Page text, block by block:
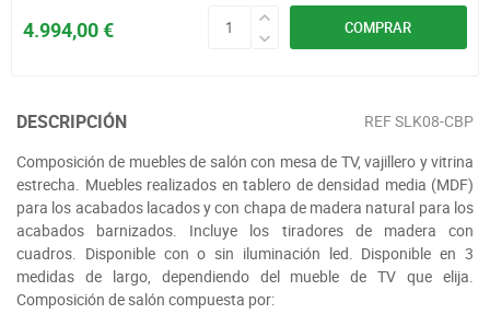
COMPRAR
4.994,00 €
DESCRIPCIÓN REFSLK08-CBP
Composición de muebles de salón con mesa de TV, vajillero y vitrina
estrecha. Muebles realizados en tablero de densidad media (MDF)
para los acabados lacados y con chapa de madera natural para los
acabados barnizados. Incluye los tiradores de madera con
cuadros. Disponible con o sin iluminación led. Disponible en 3
medidas de largo, dependiendo del mueble de TV que elija.
Composición de salón compuesta por: